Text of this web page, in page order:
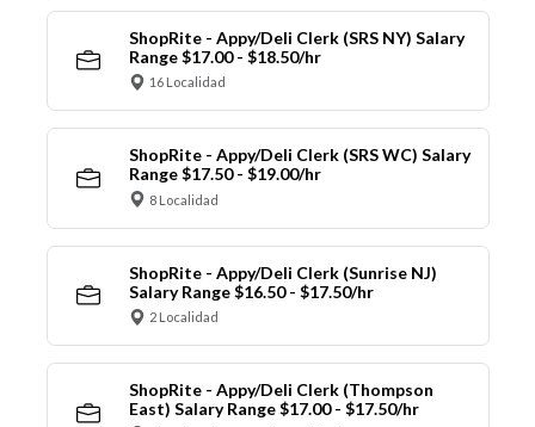
ShopRite - Appy/Deli Clerk (SRS NY) Salary
Range $17.00 - $18.50/hr
16 Localidad
ShopRite - Appy/Deli Clerk (SRS WC) Salary
Range $17.50 - $19.00/hr
8 Localidad
ShopRite - Appy/Deli Clerk (Sunrise NJ)
Salary Range $16.50 - $17.50/hr
2 Localidad
ShopRite - Appy/Deli Clerk (Thompson
East) Salary Range $17.00 - $17.50/hr